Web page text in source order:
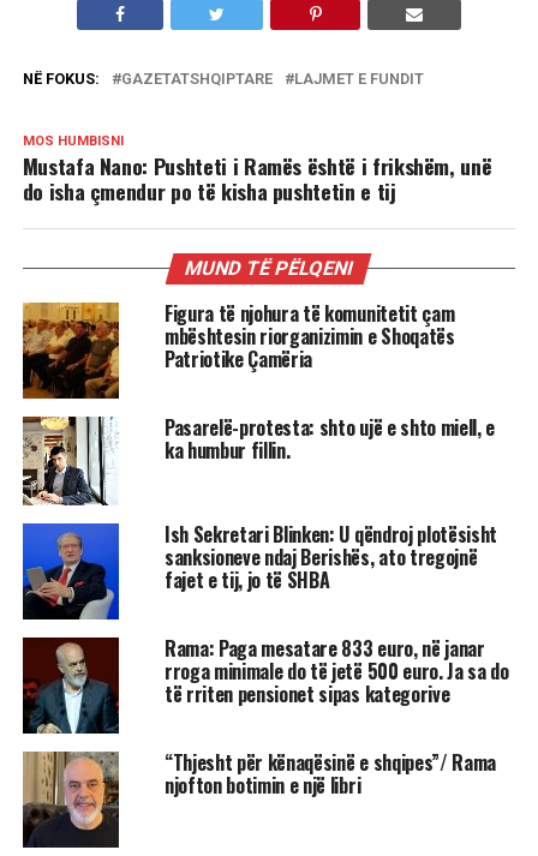
NË FOKUS: GAZETATSHQIPTARE LAJMET E FUNDIT
MOS HUMBISNI
Mustafa Nano: Pushteti i Ramës është i frikshëm, unë
do isha çmendur po të kisha pushtetin e tij
MUND TË PËLQENI
Figura të njohura të komunitetit çam
mbështesin riorganizimin e Shoqatës
Patriotike Çamëria
Pasarelë-protesta: shto ujë e shto miell, e
ka humbur fillin.
Ish Sekretari Blinken: U qëndroj plotësisht
sanksioneve ndaj Berishës, ato tregojnë
fajet e tij, jo të SHBA
Rama: Paga mesatare 833 euro, në janar
rroga minimale do të jetë 500 euro. Ja sa do
të rriten pensionet sipas kategorive
“Thjesht për kënaqësinë e shqipes”/ Rama
njofton botimin e një libri